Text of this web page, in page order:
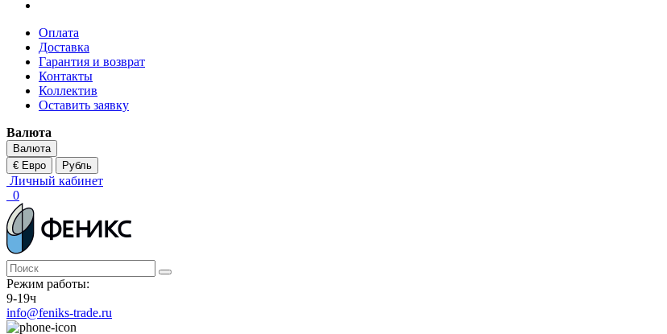
Оплата
Доставка
Гарантия и возврат
Контакты
Коллектив
Оставить заявку
Валюта
Валюта
€ Евро
Рубль
Личный кабинет
0
Режим работы:
9-19ч
info@feniks-trade.ru